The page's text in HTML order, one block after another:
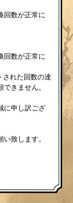
回数が正常に
回数が正常に
れた回数の達
きません。
に申し訳ござ
致します。